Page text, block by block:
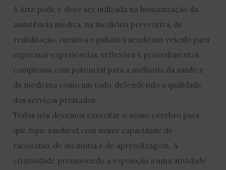
A Arte pode e deve ser utilizada na humanização da
assistência médica, na medicina preventiva, de
reabilitação, curativa e paliativa sendo um veículo para
expressar experiências, reflexões e procedimentos
complexos com potencial para a melhoria da saúde e
da medicina como um todo, defendendo a qualidade
dos serviços prestados.
Todos nós devemos exercitar o nosso cérebro para
que fique saudável com maior capacidade de
raciocínio, de memória e de aprendizagem. A
criatividade promovendo a exposição a uma atividade